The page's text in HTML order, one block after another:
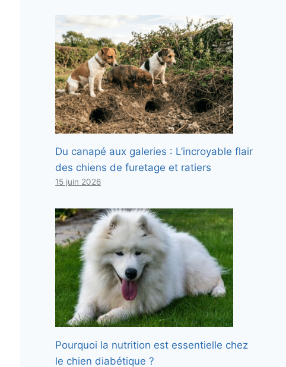
Du canapé aux galeries : L’incroyable flair
des chiens de furetage et ratiers
15 juin 2026
Pourquoi la nutrition est essentielle chez
le chien diabétique ?